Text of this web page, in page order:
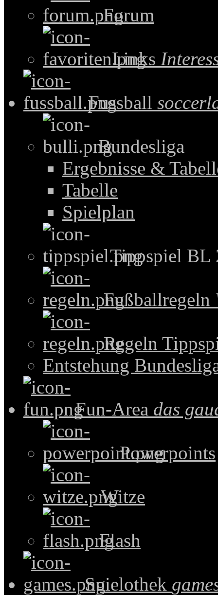
Forum
Links
Fussball
Bundesliga
Ergebnisse &
Tabelle
Spielplan
Tippspiel BL
Fußballregeln
Regeln
Entstehung
Fun-Area das
Powerpoints
Witze
Flash
Spielothek